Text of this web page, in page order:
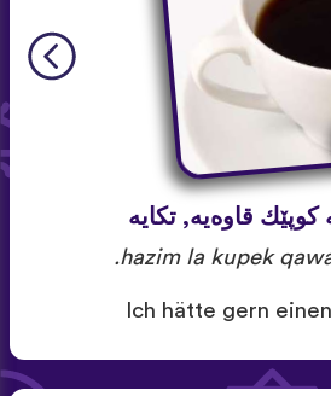
قاوه‌یه‌, تكایه‌
hazim la kupek
Ich hätte gern